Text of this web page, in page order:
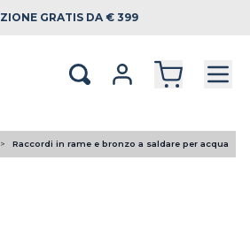
GRATIS DA € 399
Raccordi in rame e bronzo a saldare per acqua